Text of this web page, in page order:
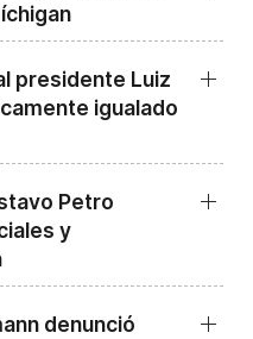
presidente Luiz
igualado
Petro
y
denunció